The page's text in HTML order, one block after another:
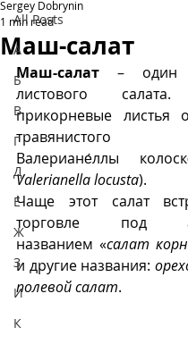
All Posts
А
Б
В
Г
Д
Е
Ж
З
И
К
Маш-салат
Sergey Dobrynin
1 min read
Маш-салат – один
листового
прикорневые листья
травянистого
Valerianella locusta).
Чаще этот салат
торговле под
названием «салат корн
и другие названия:
полевой салат.